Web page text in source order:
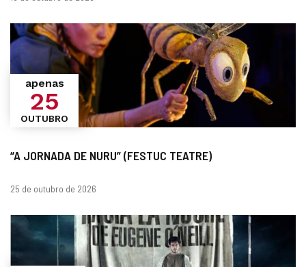
“A JORNADA DE NURU” (FESTUC TEATRE)
apenas
25
OUTUBRO
datas
25 de outubro de 2026